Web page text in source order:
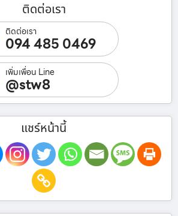
ติดต่อเรา
ติดต่อเรา
094 485 0469
เพิ่มเพื่อน Line
@stw8
แชร์หน้านี้